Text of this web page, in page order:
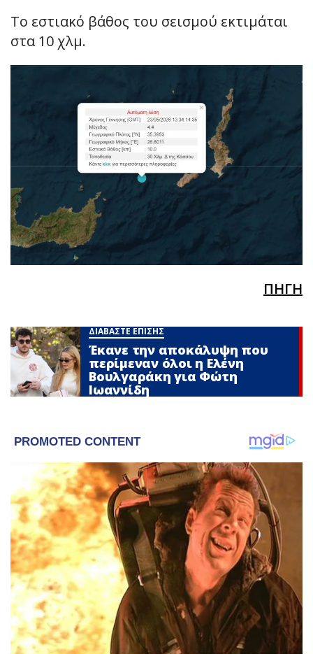
Το εστιακό βάθος του σεισμού εκτιμάται
στα 10 χλμ.
ΠΗΓΗ
ΔΙΑΒΑΣΤΕ ΕΠΙΣΗΣ
Έκανε την αποκάλυψη που
περίμεναν όλοι η Ελένη
Βουλγαράκη για Φώτη
Ιωαννίδη